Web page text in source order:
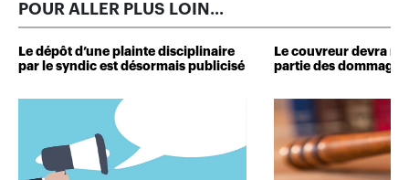
POUR ALLER PLUS LOIN...
Le dépôt d’une plainte disciplinaire
par le syndic est désormais publicisé
Le couvreur devra
partie des dommages